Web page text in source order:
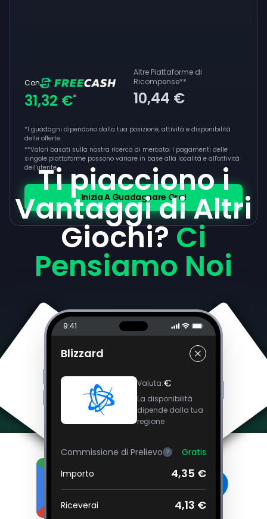
Con
31,32 €*
Altre Piattaforme di
Ricompense**
10,44 €
*I guadagni dipendono dalla tua posizione, attività e disponibilità
delle offerte.
**Valori basati sulla nostra ricerca di mercato; i pagamenti delle
singole piattaforme possono variare in base alla località e all'attività
dell'utente
Inizia A Guadagnare Ora!
Ti piacciono i
Vantaggi di Altri
Giochi?Ci
Pensiamo Noi
9:41
Blizzard
Valuta:€
La disponibilità
dipende dalla tua
regione
Commissione di Prelievo ?
Gratis
Importo
4,35 €
Riceverai 4,13 €